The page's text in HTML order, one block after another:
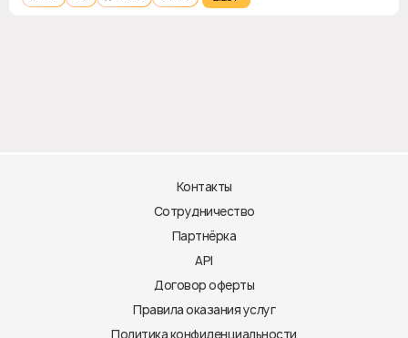
Контакты
Сотрудничество
Партнёрка
API
Договор оферты
Правила оказания услуг
Политика конфиденциальности